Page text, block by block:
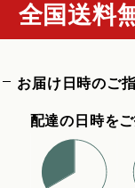
全国送料
お届け日時のご
配達の日時を